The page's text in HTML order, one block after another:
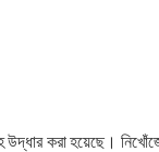
উদ্ধার করা হয়েছে।